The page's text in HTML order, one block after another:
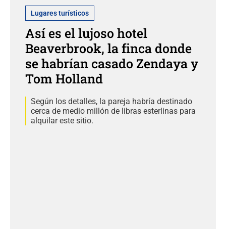
Lugares turísticos
Así es el lujoso hotel
Beaverbrook, la finca donde
se habrían casado Zendaya y
Tom Holland
Según los detalles, la pareja habría destinado
cerca de medio millón de libras esterlinas para
alquilar este sitio.